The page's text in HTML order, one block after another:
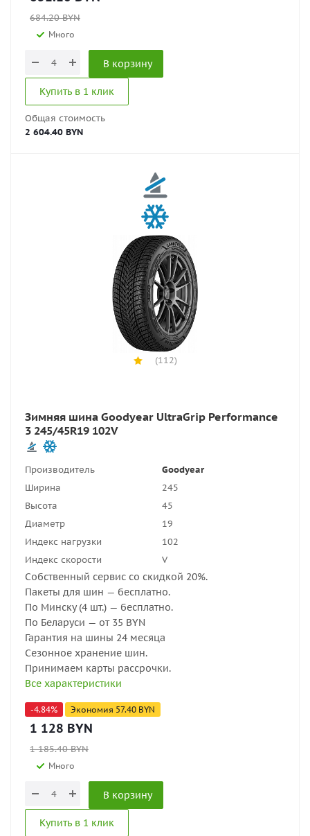
684.20BYN
Много
В корзину
Купить в 1 клик
Общая стоимость
2 604.40 BYN
(112)
Зимняя шина Goodyear UltraGrip Performance
3 245/45R19 102V
Производитель
Goodyear
Ширина
245
Высота
45
Диаметр
19
Индекс нагрузки
102
Индекс скорости
V
Собственный сервис со скидкой 20%.
Пакеты для шин — бесплатно.
По Минску (4 шт.) — бесплатно.
По Беларуси — от 35 BYN
Гарантия на шины 24 месяца
Сезонное хранение шин.
Принимаем карты рассрочки.
Все характеристики
-4.84% Экономия 57.40 BYN
1 128 BYN
1 185.40BYN
Много
В корзину
Купить в 1 клик